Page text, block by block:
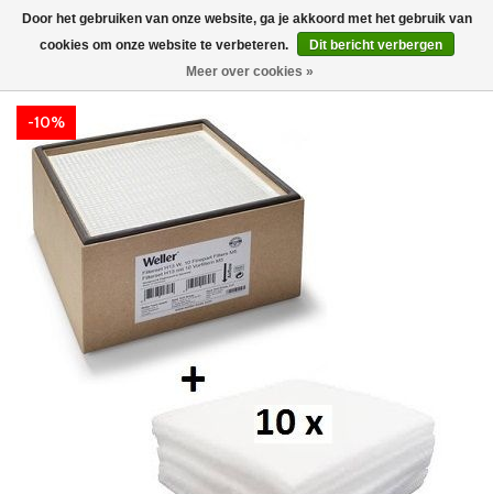
-10%
Door het gebruiken van onze website, ga je akkoord met het gebruik van
cookies om onze website te verbeteren.
Dit bericht verbergen
Meer over cookies »